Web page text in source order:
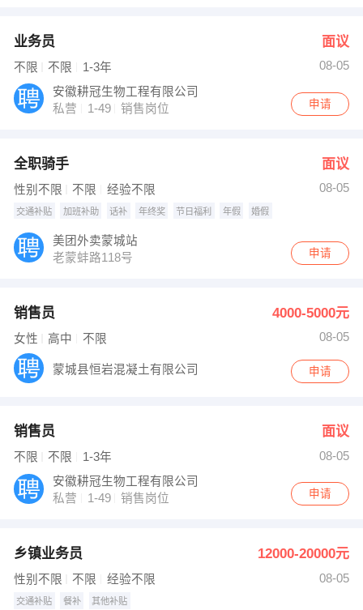
业务员 面议
不限 不限 1-3年
08-05
安徽耕冠生物工程有限公司
私营
1-49 销售岗位 申请
全职骑手 面议
性别不限 不限 经验不限 08-05
交通补贴 加班补助 话补 年终奖 节日福利 年假 婚假
美团外卖蒙城站
老蒙蚌路118号
申请
销售员 4000-5000元
女性 高中 不限 08-05
蒙城县恒岩混凝土有限公司 申请
销售员 面议
不限 不限 1-3年
08-05
安徽耕冠生物工程有限公司
私营
1-49 销售岗位 申请
乡镇业务员 12000-20000元
性别不限 不限 经验不限 08-05
交通补贴 餐补 其他补贴